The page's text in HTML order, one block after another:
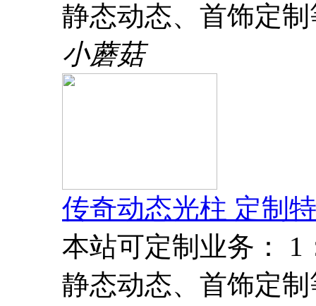
静态动态、首饰定
小蘑菇
传奇动态光柱 定制
本站可定制业务： 1
静态动态、首饰定